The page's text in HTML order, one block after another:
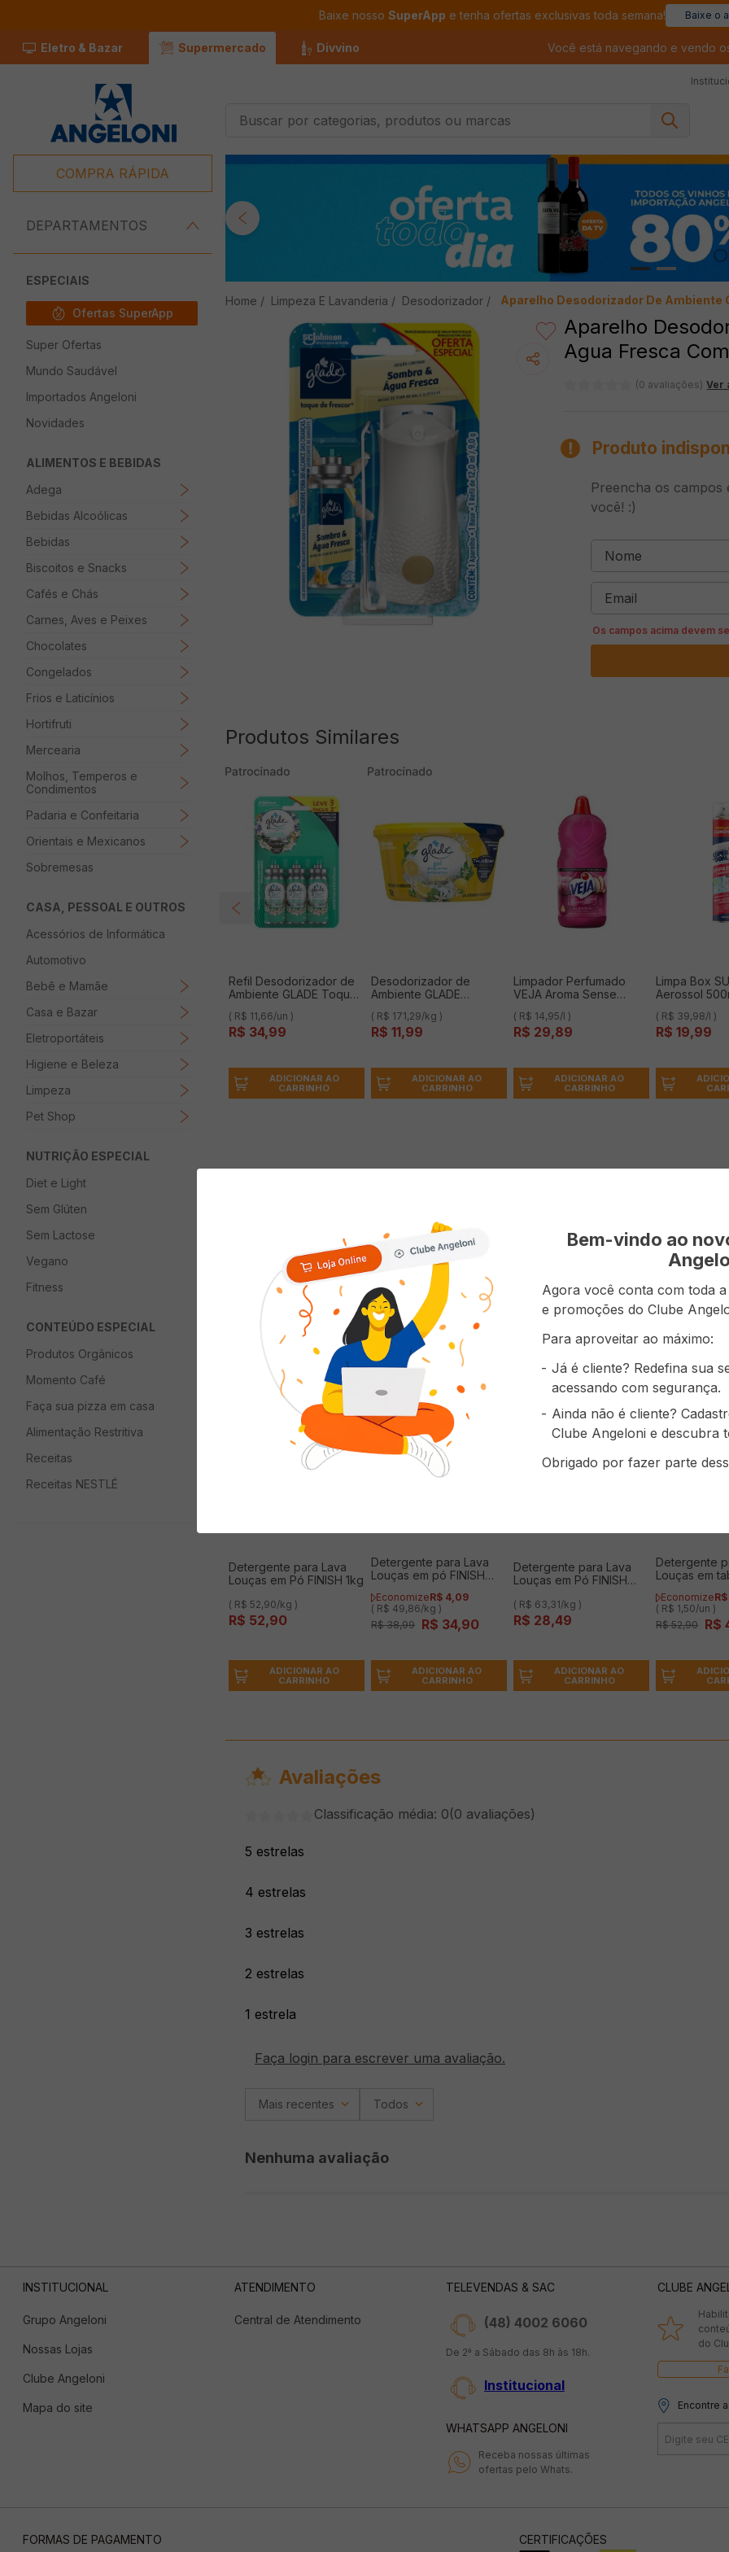
Baixe nosso SuperApp e tenha ofertas exclusivas toda semana! Baixe o
Eletro & Bazar Supermercado Divvino Você está navegando e vendo
Termos Mais
Buscados
2
4º Queijo
5º Iogurte
Carne
Papel Higienico
Macarrão
COMPRA RÁPIDA
DEPARTAMENTOS
ESPECIAIS
Ofertas SuperApp
Super Ofertas
Mundo Saudável
Importados Angeloni
Novidades
ALIMENTOS E BEBIDAS
Adega
Bebidas Alcoólicas
Bebidas
Biscoitos e Snacks
Cafés e Chás
Carnes, Aves e Peixes
Chocolates
Congelados
Frios e Laticínios
Hortifruti
Mercearia
Molhos, Temperos e
Condimentos
Padaria e Confeitaria
Orientais e Mexicanos
Sobremesas
CASA, PESSOAL E OUTROS
Acessórios de Informática
Automotivo
Bebê e Mamãe
Casa e Bazar
Eletroportáteis
Higiene e Beleza
Limpeza
Pet Shop
NUTRIÇÃO ESPECIAL
Diet e Light
Sem Glúten
Sem Lactose
Vegano
Fitness
CONTEÚDO ESPECIAL
Produtos Orgânicos
Momento Café
Faça sua pizza em casa
Alimentação Restritiva
Receitas
Receitas NESTLÉ
Limpeza E Lavanderia Desodorizador Aparelho Desodorizador De Ambiente
Aparelho
Agua Fresca
(0 avaliações) Ver
Produto
Preencha os campos
você! :)
Produtos Similares
Refil Desodorizador de
Ambiente GLADE Toque
Águas Florais com 3
Unidades Leve 3 Pague
( R$ 11,66/un )
R$ 34,99
ADICIONAR AO
CARRINHO
Desodorizador de
Ambiente GLADE
Citrus 70g
( R$ 171,29/kg )
R$ 11,99
ADICIONAR AO
CARRINHO
Limpador Perfumado
VEJA Aroma Sense
essenciais
( R$ 14,95/l )
R$ 29,89
ADICIONAR AO
CARRINHO
Limpa Box
Aerossol
( R$ 39,98/l )
R$ 19,99
Aparelho Desodorizador de Ambiente GLADE Sombra e Agua Fresca Com
Quem viu comprou também
Detergente para Lava
Louças em Pó FINISH 1kg
( R$ 52,90/kg )
R$ 52,90
ADICIONAR AO
CARRINHO
Detergente para Lava
Louças em pó FINISH
EconomizeR$ 4,09
( R$ 49,86/kg )
R$ 38,99 R$ 34,90
ADICIONAR AO
CARRINHO
Detergente para Lava
Louças em Pó FINISH
( R$ 63,31/kg )
R$ 28,49
ADICIONAR AO
CARRINHO
Detergente
Louças em
EconomizeR$
( R$ 1,50/un )
R$ 52,90 R$
Avaliações
Classificação média: 0(0 avaliações)
5 estrelas
4 estrelas
3 estrelas
2 estrelas
1 estrela
Faça login para escrever uma avaliação.
Mais recentes Todos
Nenhuma avaliação
INSTITUCIONAL
Grupo Angeloni
Nossas Lojas
Clube Angeloni
Mapa do site
ATENDIMENTO
Central de Atendimento
TELEVENDAS & SAC
(48) 4002 6060
De 2ª a Sábado das 8h às 18h.
Institucional
WHATSAPP ANGELONI
Receba nossas últimas
ofertas pelo Whats.
CLUBE
do
Encontre
FORMAS DE PAGAMENTO CERTIFICAÇÕES
Bem-vindo ao
Agora você conta com toda
e promoções do Clube
Para aproveitar ao máximo:
Já é cliente? Redefina sua
acessando com segurança.
Ainda não é cliente?
Clube Angeloni e descubra
Obrigado por fazer parte